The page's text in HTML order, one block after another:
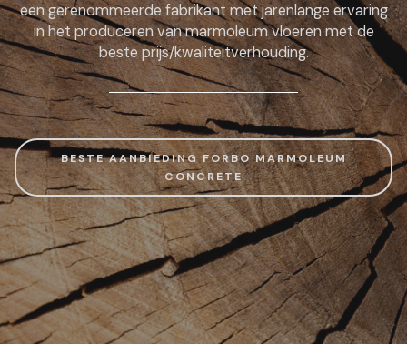
een gerenommeerde fabrikant met jarenlange ervaring
in het produceren van marmoleum vloeren met de
beste prijs/kwaliteitverhouding.
BESTE AANBIEDING FORBO MARMOLEUM
CONCRETE